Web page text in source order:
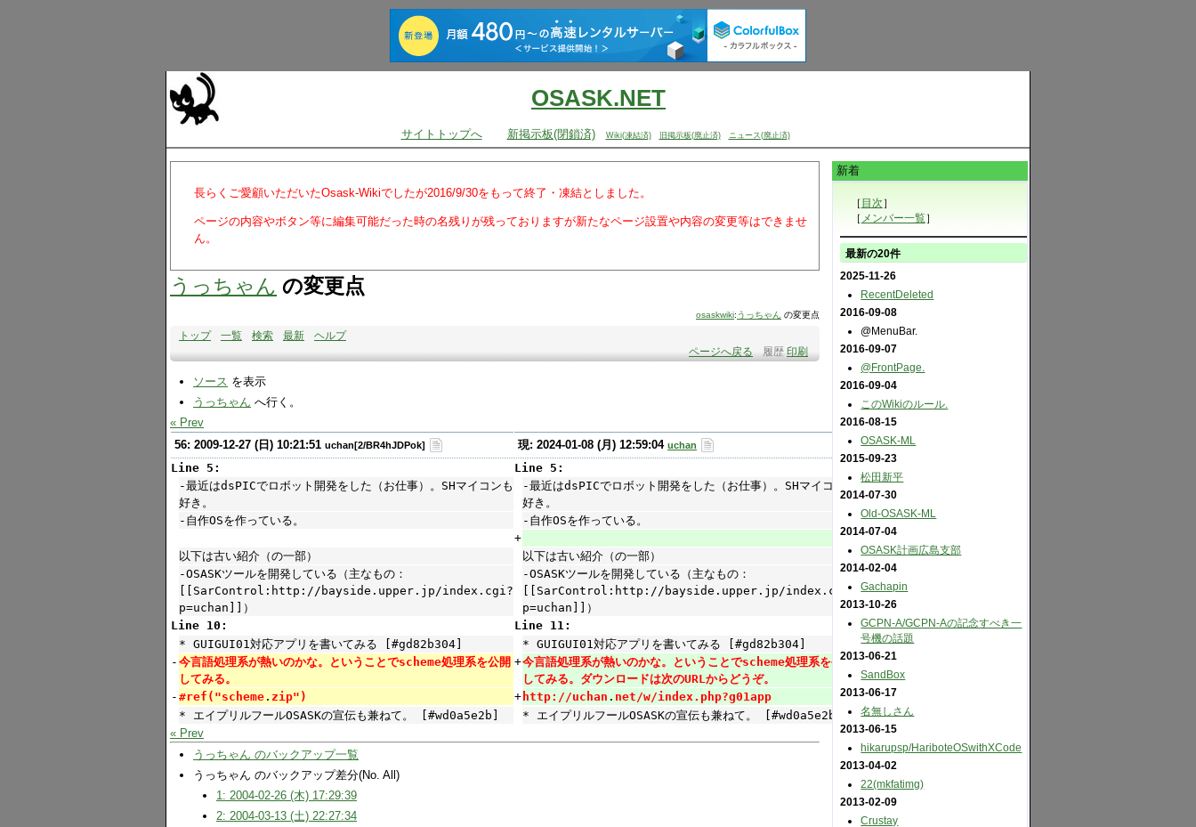
OSASK.NET
サイトトップへ 新掲示板(閉鎖済) Wiki(凍結済) 旧掲示板(廃止済) ニュース(廃止済)
長らくご愛顧いただいたOsask-Wikiでしたが2016/9/30をもって終了・凍結としました。
ページの内容やボタン等に編集可能だった時の名残りが残っておりますが新たなページ設置や内容の変更等はできませ
ん。
うっちゃん の変更点
osaskwiki: うっちゃん の変更点
トップ 一覧 検索 最新
ヘルプ
ページへ戻る
履歴 印刷
ソース を表示
うっちゃん へ行く。
« Prev
56: 2009-12-27 (日) 10:21:51 uchan[2/BR4hJDPok] 現: 2024-01-08 (月) 12:59:04 uchan
Line 5:
Line 5:
-最近はdsPICでロボット開発をした（お仕事）。SHマイコンも
好き。
-最近はdsPICでロボット開発をした（お仕事）。SHマイコンも
好き。
-自作OSを作っている。
-自作OSを作っている。
+
以下は古い紹介（の一部）
以下は古い紹介（の一部）
-OSASKツールを開発している（主なもの：
[[SarControl:http://bayside.upper.jp/index.cgi?
p=uchan]]）
-OSASKツールを開発している（主なもの：
[[SarControl:http://bayside.upper.jp/index.cgi?
p=uchan]]）
Line 10:
Line 11:
* GUIGUI01対応アプリを書いてみる [#gd82b304]
* GUIGUI01対応アプリを書いてみる [#gd82b304]
- 今言語処理系が熱いのかな。ということでscheme処理系を公開
してみる。
+今言語処理系が熱いのかな。ということでscheme処理系を公開
してみる。ダウンロードは次のURLからどうぞ。
- #ref("scheme . zip") + http://uchan . net/w/index.php?g01app
* エイプリルフールOSASKの宣伝も兼ねて。 [#wd0a5e2b]
* エイプリルフールOSASKの宣伝も兼ねて。 [#wd0a5e2b]
« Prev
うっちゃん のバックアップ一覧
うっちゃん のバックアップ差分(No. All)
1: 2004-02-26 (木) 17:29:39
2: 2004-03-13 (土) 22:27:34
新着
［ 目次 ］
［ メンバー一覧］
最新の20件
2025-11-26
RecentDeleted
2016-09-08
@MenuBar.
2016-09-07
@FrontPage.
2016-09-04
このWikiのルール.
2016-08-15
OSASK-ML
2015-09-23
松田新平
2014-07-30
Old-OSASK-ML
2014-07-04
OSASK計画広島支部
2014-02-04
Gachapin
2013-10-26
GCPN-A​/GCPN-Aの記念すべき一
号機の話題
2013-06-21
SandBox
2013-06-17
名無しさん
2013-06-15
hikarupsp​/HariboteOSwithXCode
2013-04-02
22(mkfatimg)
2013-02-09
Crustay